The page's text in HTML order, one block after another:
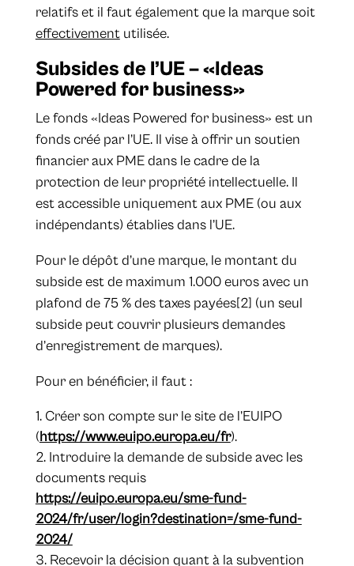
relatifs et il faut également que la marque soit
effectivementutilisée.
Subsides de l’UE – «Ideas
Powered for business»
Le fonds «Ideas Powered for business» est un
fonds créé par l’UE. Il vise à offrir un soutien
financier aux PME dans le cadre de la
protection de leur propriété intellectuelle. Il
est accessible uniquement aux PME (ou aux
indépendants) établies dans l’UE.
Pour le dépôt d’une marque, le montant du
subside est de maximum 1.000 euros avec un
plafond de 75 % des taxes payées[2] (un seul
subside peut couvrir plusieurs demandes
d’enregistrement de marques).
Pour en bénéficier, il faut :
Créer son compte sur le site de l’EUIPO
(https://www.euipo.europa.eu/fr).
Introduire la demande de subside avec les
documents requis
https://euipo.europa.eu/sme-fund-
2024/fr/user/login?destination=/sme-fund-
2024/
Recevoir la décision quant à la subvention